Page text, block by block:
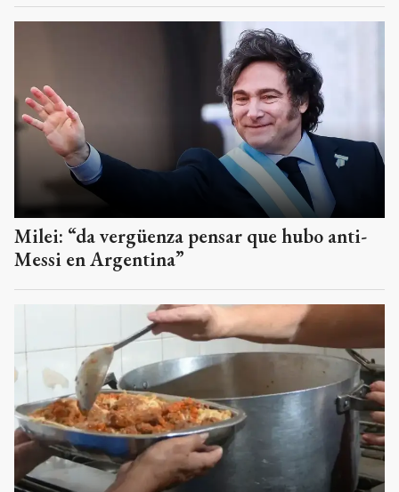
Milei: “da vergüenza pensar que hubo anti-
Messi en Argentina”